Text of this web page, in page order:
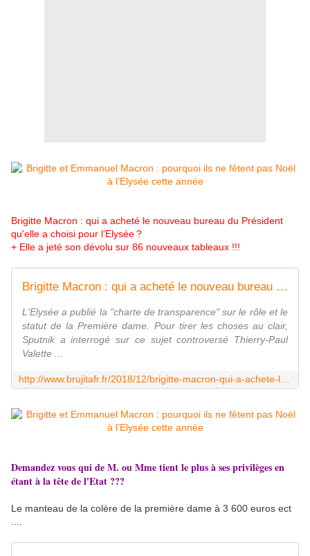
Brigitte Macron : qui a acheté le nouveau bureau du Président
qu'elle a choisi pour l’Elysée ?
+ Elle a jeté son dévolu sur 86 nouveaux tableaux !!!
Brigitte Macron : qui a acheté le nouveau bureau du Président qu'elle a choisi pour l'Elysée ? + Elle a jeté son dévolu sur 86 nouveaux tableaux !!! - MOINS de BIENS PLUS de LIENS
L'Elysée a publié la "charte de transparence" sur le rôle et le
statut de la Première dame. Pour tirer les choses au clair,
Sputnik a interrogé sur ce sujet controversé Thierry-Paul
Valette ...
Demandez vous qui de M. ou Mme tient le plus à ses privilèges en
étant à la tête de l'Etat ???
Le manteau de la colère de la première dame à 3 600 euros ect